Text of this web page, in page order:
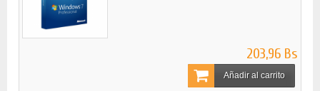
203,96 Bs
Añadir al carrito